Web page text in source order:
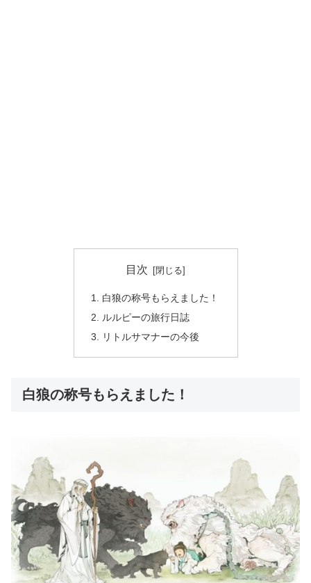
目次
白狼の称号もらえました！
ルルピーの旅行日誌
リトルサマナーの今後
白狼の称号もらえました！